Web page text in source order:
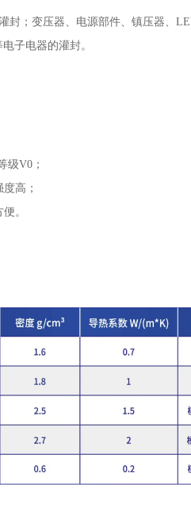
封；变压器、电源部件、镇压器、
子电器的灌封。
级V0；
高；
。